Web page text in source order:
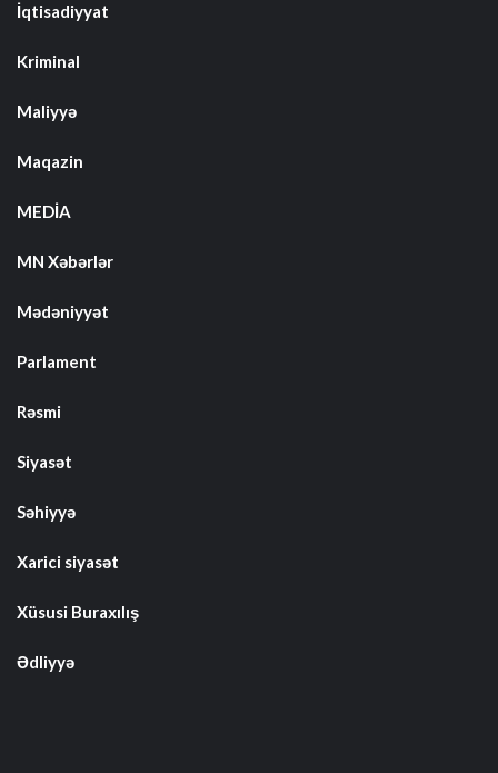
İqtisadiyyat
Kriminal
Maliyyə
Maqazin
MEDİA
MN Xəbərlər
Mədəniyyət
Parlament
Rəsmi
Siyasət
Səhiyyə
Xarici siyasət
Xüsusi Buraxılış
Ədliyyə